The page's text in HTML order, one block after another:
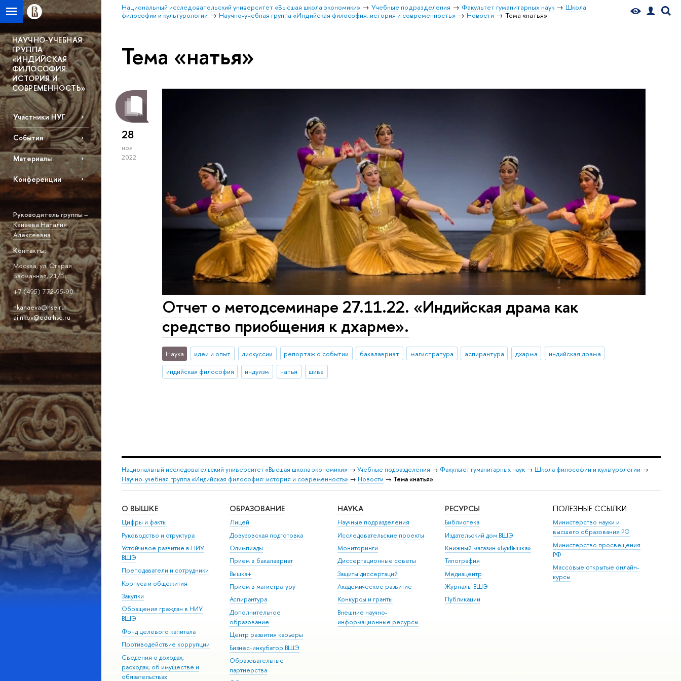
Национальный исследовательский университет «Высшая школа экономики» Учебные подразделения Факультет гуманитарных наук
Школа
философии и культурологии
Научно-учебная группа «Индийская философия: история и современность» Новости Тема «натья»
НАУЧНО-УЧЕБНАЯ
ГРУППА
«ИНДИЙСКАЯ
ФИЛОСОФИЯ:
ИСТОРИЯ И
СОВРЕМЕННОСТЬ»
Участники НУГ
События
Материалы
Конференции
Руководитель группы–
Канаева Наталия
Алексеевна
Контакты:
Москва, ул. Старая
Басманная, 21/1;
+7 (495) 772-95-90;
nkanaeva@hse.ru;
aiinkov@edu.hse.ru
Тема «натья»
28
ноя
2022
Отчет о методсеминаре 27.11.22. «Индийская драма как
средство приобщения к дхарме».
Наука идеи и опыт дискуссии репортаж о событии бакалавриат магистратура аспирантура дхарма
индийская драма
индийская философия
индуизм натья шива
Национальный исследовательский университет «Высшая школа экономики» → Учебные подразделения → Факультет гуманитарных наук → Школа философии и культурологии →
Научно-учебная группа «Индийская философия: история и современность» → Новости → Тема «натья»
О ВЫШКЕ
Цифры и факты
Руководство и структура
Устойчивое развитие в НИУ
ВШЭ
Преподаватели и сотрудники
Корпуса и общежития
Закупки
Обращения граждан в НИУ
ВШЭ
Фонд целевого капитала
Противодействие коррупции
Сведения о доходах,
расходах, об имуществе и
обязательствах
ОБРАЗОВАНИЕ
Лицей
Довузовская подготовка
Олимпиады
Прием в бакалавриат
Вышка+
Прием в магистратуру
Аспирантура
Дополнительное
образование
Центр развития карьеры
Бизнес-инкубатор ВШЭ
Образовательные
партнерства
НАУКА
Научные подразделения
Исследовательские проекты
Мониторинги
Диссертационные советы
Защиты диссертаций
Академическое развитие
Конкурсы и гранты
Внешние научно-
информационные ресурсы
РЕСУРСЫ
Библиотека
Издательский дом ВШЭ
Книжный магазин «БукВышка»
Типография
Медиацентр
Журналы ВШЭ
Публикации
ПОЛЕЗНЫЕ ССЫЛКИ
Министерство науки и
высшего образования РФ
Министерство просвещения
РФ
Массовые открытые онлайн-
курсы